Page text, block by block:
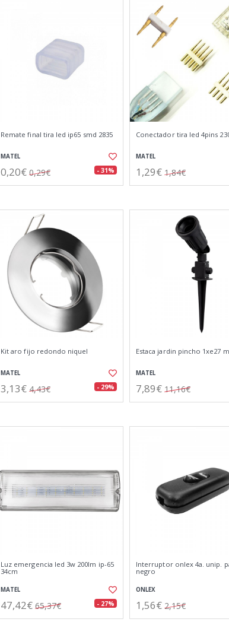
Remate final tira led ip65 smd 2835
MATEL
0,20€ 0,29€ - 31%
Conectador tira led 4pins
MATEL
1,29€ 1,84€
Kit aro fijo redondo niquel
MATEL
3,13€ 4,43€ - 29%
Estaca jardin pincho 1xe27
MATEL
7,89€ 11,16€
Luz emergencia led 3w 200lm ip-65
34cm
MATEL
47,42€ 65,37€ - 27%
Interruptor onlex 4a. unip.
negro
ONLEX
1,56€ 2,15€